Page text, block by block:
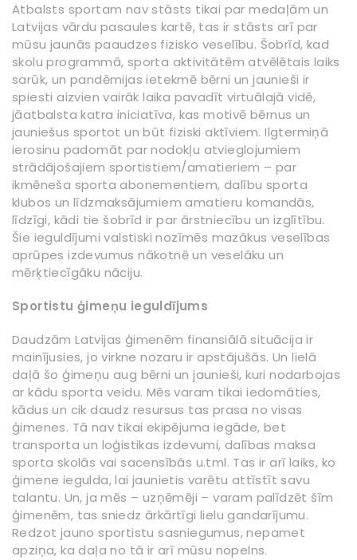
Atbalsts sportam nav stāsts tikai par medaļām un
Latvijas vārdu pasaules kartē, tas ir stāsts arī par
mūsu jaunās paaudzes fizisko veselību. Šobrīd, kad
skolu programmā, sporta aktivitātēm atvēlētais laiks
sarūk, un pandēmijas ietekmē bērni un jaunieši ir
spiesti aizvien vairāk laika pavadīt virtuālajā vidē,
jāatbalsta katra iniciatīva, kas motivē bērnus un
jauniešus sportot un būt fiziski aktīviem. Ilgtermiņā
ierosinu padomāt par nodokļu atvieglojumiem
strādājošajiem sportistiem/amatieriem – par
ikmēneša sporta abonementiem, dalību sporta
klubos un līdzmaksājumiem amatieru komandās,
līdzīgi, kādi tie šobrīd ir par ārstniecību un izglītību.
Šie ieguldījumi valstiski nozīmēs mazākus veselības
aprūpes izdevumus nākotnē un veselāku un
mērķtiecīgāku nāciju.
Sportistu ģimeņu ieguldījums
Daudzām Latvijas ģimenēm finansiālā situācija ir
mainījusies, jo virkne nozaru ir apstājušās. Un lielā
daļā šo ģimeņu aug bērni un jaunieši, kuri nodarbojas
ar kādu sporta veidu. Mēs varam tikai iedomāties,
kādus un cik daudz resursus tas prasa no visas
ģimenes. Tā nav tikai ekipējuma iegāde, bet
transporta un loģistikas izdevumi, dalības maksa
sporta skolās vai sacensībās u.tml. Tas ir arī laiks, ko
ģimene iegulda, lai jaunietis varētu attīstīt savu
talantu. Un, ja mēs – uzņēmēji – varam palīdzēt šīm
ģimenēm, tas sniedz ārkārtīgi lielu gandarījumu.
Redzot jauno sportistu sasniegumus, nepamet
apziņa, ka daļa no tā ir arī mūsu nopelns.